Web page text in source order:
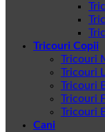
Tricouri Copii
Tricouri
Tricouri
Tricouri
Tricouri
Tricouri
Cani